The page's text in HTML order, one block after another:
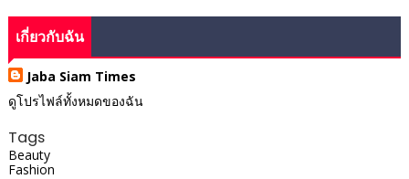
เกี่ยวกับฉัน
Jaba Siam Times
ดูโปรไฟล์ทั้งหมดของฉัน
Tags
Beauty
Fashion